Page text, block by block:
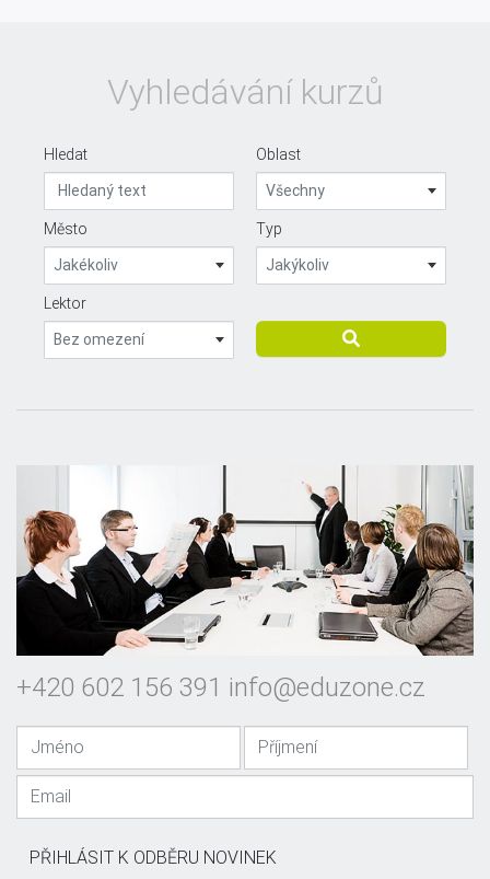
Vyhledávání kurzů
Hledat Oblast
Všechny
Město
Jakékoliv
Typ
Jakýkoliv
Lektor
Bez omezení
+420 602 156 391 info@eduzone.cz
PŘIHLÁSIT K ODBĚRU NOVINEK